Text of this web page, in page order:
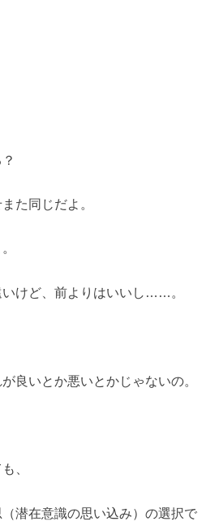
た同じだよ。
けど、前よりはいいし……。
良いとか悪いとかじゃないの。
、
潜在意識の思い込み）の選択で